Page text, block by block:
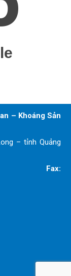
– Khoáng Sản
– tỉnh Quảng
Fax: